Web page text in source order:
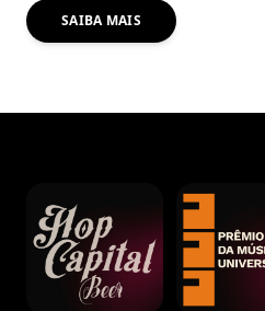
SAIBA MAIS